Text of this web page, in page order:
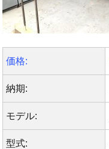
価格:
納期:
モデル:
型式: